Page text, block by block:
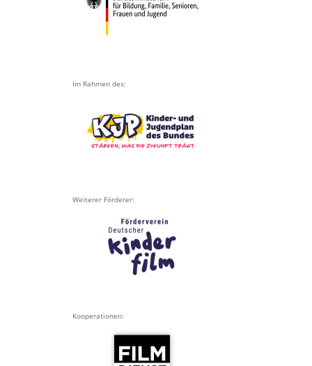
Im Rahmen des:
Weiterer Förderer:
Kooperationen: